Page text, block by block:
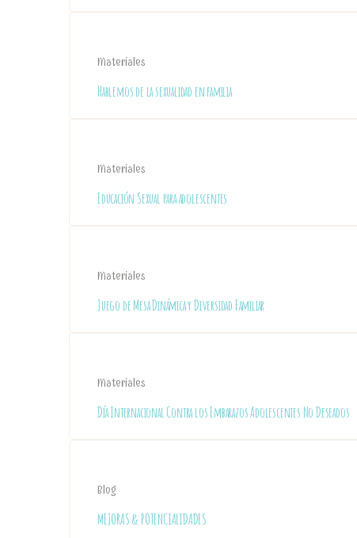
Materiales
Hablemos de la sexualidad en familia
Materiales
Educación Sexual para adolescentes
Materiales
Juego de Mesa Dinámica y Diversidad Familiar
Materiales
Día Internacional Contra los Embarazos Adolescentes No Deseados
Blog
MEJORAS & POTENCIALIDADES